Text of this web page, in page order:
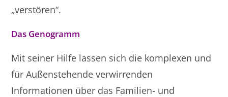
„verstören“.
Das Genogramm
Mit seiner Hilfe lassen sich die komplexen und
für Außenstehende verwirrenden
Informationen über das Familien- und